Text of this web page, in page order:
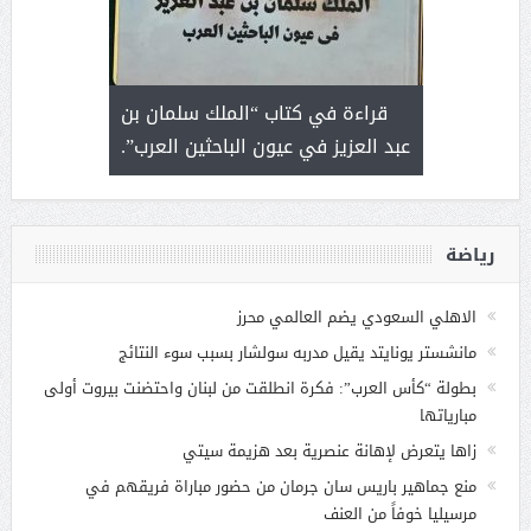
قراءة في كتاب “الملك سلمان بن
عبد العزيز في عيون الباحثين العرب”.
رياضة
الاهلي السعودي يضم العالمي محرز
مانشستر يونايتد يقيل مدربه سولشار بسبب سوء النتائج
بطولة “كأس العرب”: فكرة انطلقت من لبنان واحتضنت بيروت أولى
مبارياتها
زاها يتعرض لإهانة عنصرية بعد هزيمة سيتي
منع جماهير باريس سان جرمان من حضور مباراة فريقهم في
مرسيليا خوفاً من العنف